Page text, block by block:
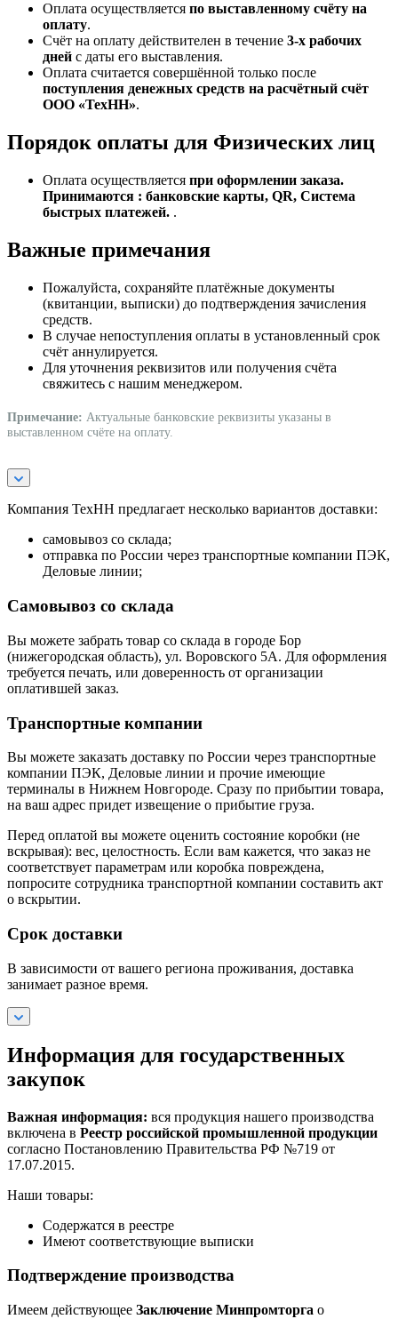
Оплата осуществляется по выставленному счёту на
оплату.
Счёт на оплату действителен в течение 3‑х рабочих
дней с даты его выставления.
Оплата считается совершённой только после
поступления денежных средств на расчётный счёт
ООО «ТехНН».
Порядок оплаты для Физических лиц
Оплата осуществляется при оформлении заказа.
Принимаются : банковские карты, QR, Система
быстрых платежей. .
Важные примечания
Пожалуйста, сохраняйте платёжные документы
(квитанции, выписки) до подтверждения зачисления
средств.
В случае непоступления оплаты в установленный срок
счёт аннулируется.
Для уточнения реквизитов или получения счёта
свяжитесь с нашим менеджером.
Примечание: Актуальные банковские реквизиты указаны в
выставленном счёте на оплату.
Компания ТехНН предлагает несколько вариантов доставки:
самовывоз со склада;
отправка по России через транспортные компании ПЭК,
Деловые линии;
Самовывоз со склада
Вы можете забрать товар со склада в городе Бор
(нижегородская область), ул. Воровского 5А. Для оформления
требуется печать, или доверенность от организации
оплатившей заказ.
Транспортные компании
Вы можете заказать доставку по России через транспортные
компании ПЭК, Деловые линии и прочие имеющие
терминалы в Нижнем Новгороде. Сразу по прибытии товара,
на ваш адрес придет извещение о прибытие груза.
Перед оплатой вы можете оценить состояние коробки (не
вскрывая): вес, целостность. Если вам кажется, что заказ не
соответствует параметрам или коробка повреждена,
попросите сотрудника транспортной компании составить акт
о вскрытии.
Срок доставки
В зависимости от вашего региона проживания, доставка
занимает разное время.
Информация для государственных
закупок
Важная информация: вся продукция нашего производства
включена в Реестр российской промышленной продукции
согласно Постановлению Правительства РФ №719 от
17.07.2015.
Наши товары:
Содержатся в реестре
Имеют соответствующие выписки
Подтверждение производства
Имеем действующее Заключение Минпромторга о